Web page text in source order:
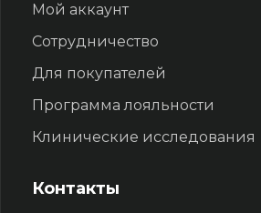
Мой аккаунт
Сотрудничество
Для покупателей
Программа лояльности
Клинические исследования
Контакты